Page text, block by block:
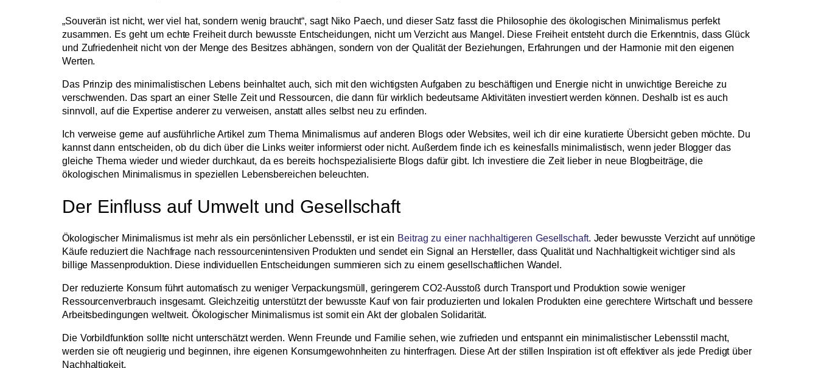
„Souverän ist nicht, wer viel hat, sondern wenig braucht“, sagt Niko Paech, und dieser Satz fasst die Philosophie des ökologischen Minimalismus perfekt
zusammen. Es geht um echte Freiheit durch bewusste Entscheidungen, nicht um Verzicht aus Mangel. Diese Freiheit entsteht durch die Erkenntnis, dass Glück
und Zufriedenheit nicht von der Menge des Besitzes abhängen, sondern von der Qualität der Beziehungen, Erfahrungen und der Harmonie mit den eigenen
Werten.
Das Prinzip des minimalistischen Lebens beinhaltet auch, sich mit den wichtigsten Aufgaben zu beschäftigen und Energie nicht in unwichtige Bereiche zu
verschwenden. Das spart an einer Stelle Zeit und Ressourcen, die dann für wirklich bedeutsame Aktivitäten investiert werden können. Deshalb ist es auch
sinnvoll, auf die Expertise anderer zu verweisen, anstatt alles selbst neu zu erfinden.
Ich verweise gerne auf ausführliche Artikel zum Thema Minimalismus auf anderen Blogs oder Websites, weil ich dir eine kuratierte Übersicht geben möchte. Du
kannst dann entscheiden, ob du dich über die Links weiter informierst oder nicht. Außerdem finde ich es keinesfalls minimalistisch, wenn jeder Blogger das
gleiche Thema wieder und wieder durchkaut, da es bereits hochspezialisierte Blogs dafür gibt. Ich investiere die Zeit lieber in neue Blogbeiträge, die
ökologischen Minimalismus in speziellen Lebensbereichen beleuchten.
Der Einfluss auf Umwelt und Gesellschaft
Ökologischer Minimalismus ist mehr als ein persönlicher Lebensstil, er ist ein Beitrag zu einer nachhaltigeren Gesellschaft. Jeder bewusste Verzicht auf unnötige
Käufe reduziert die Nachfrage nach ressourcenintensiven Produkten und sendet ein Signal an Hersteller, dass Qualität und Nachhaltigkeit wichtiger sind als
billige Massenproduktion. Diese individuellen Entscheidungen summieren sich zu einem gesellschaftlichen Wandel.
Der reduzierte Konsum führt automatisch zu weniger Verpackungsmüll, geringerem CO2-Ausstoß durch Transport und Produktion sowie weniger
Ressourcenverbrauch insgesamt. Gleichzeitig unterstützt der bewusste Kauf von fair produzierten und lokalen Produkten eine gerechtere Wirtschaft und bessere
Arbeitsbedingungen weltweit. Ökologischer Minimalismus ist somit ein Akt der globalen Solidarität.
Die Vorbildfunktion sollte nicht unterschätzt werden. Wenn Freunde und Familie sehen, wie zufrieden und entspannt ein minimalistischer Lebensstil macht,
werden sie oft neugierig und beginnen, ihre eigenen Konsumgewohnheiten zu hinterfragen. Diese Art der stillen Inspiration ist oft effektiver als jede Predigt über
Nachhaltigkeit.